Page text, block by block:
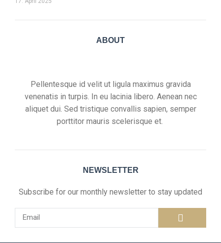
ABOUT
Pellentesque id velit ut ligula maximus gravida
venenatis in turpis. In eu lacinia libero. Aenean nec
aliquet dui. Sed tristique convallis sapien, semper
porttitor mauris scelerisque et.
NEWSLETTER
Subscribe for our monthly newsletter to stay updated